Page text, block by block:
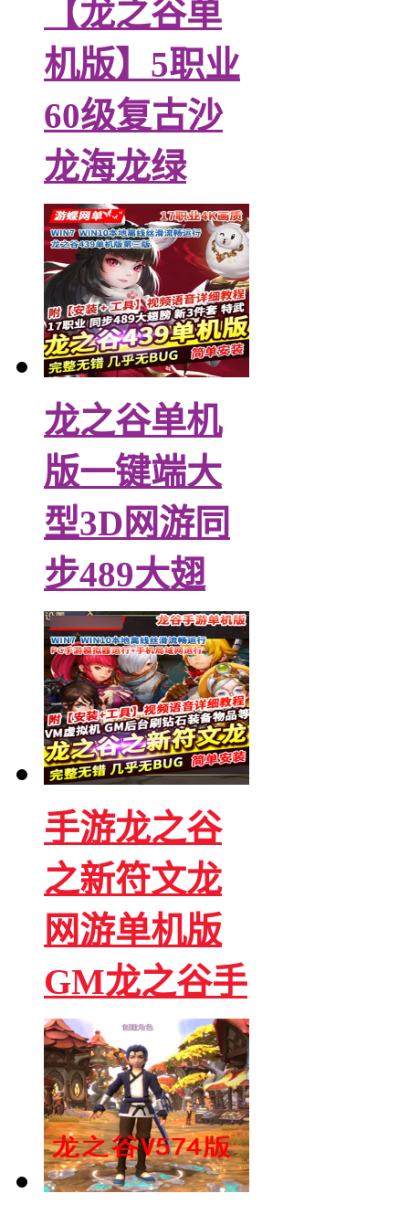
【龙之谷单
机版】5职业
60级复古沙
龙海龙绿
龙之谷单机
版一键端大
型3D网游同
步489大翅
手游龙之谷
之新符文龙
网游单机版
GM龙之谷手